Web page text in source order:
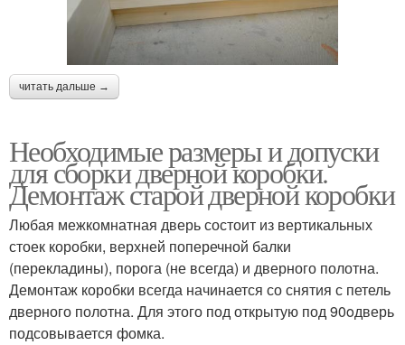
читать дальше →
Необходимые размеры и допуски
для сборки дверной коробки.
Демонтаж старой дверной коробки
Любая межкомнатная дверь состоит из вертикальных
стоек коробки, верхней поперечной балки
(перекладины), порога (не всегда) и дверного полотна.
Демонтаж коробки всегда начинается со снятия с петель
дверного полотна. Для этого под открытую под 90oдверь
подсовывается фомка.